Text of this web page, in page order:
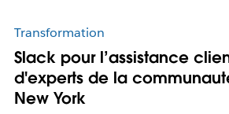
Transformation
Slack pour l’assistance
d'experts de la
New York